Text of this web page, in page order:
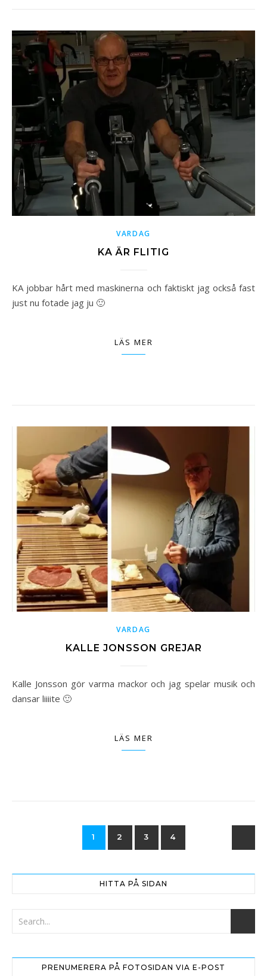
VARDAG
KA ÄR FLITIG
KA jobbar hårt med maskinerna och faktiskt jag också fast
just nu fotade jag ju 🙂
LÄS MER
VARDAG
KALLE JONSSON GREJAR
Kalle Jonsson gör varma mackor och jag spelar musik och
dansar liiiite 🙂
LÄS MER
1 2 3 4
HITTA PÅ SIDAN
PRENUMERERA PÅ FOTOSIDAN VIA E-POST